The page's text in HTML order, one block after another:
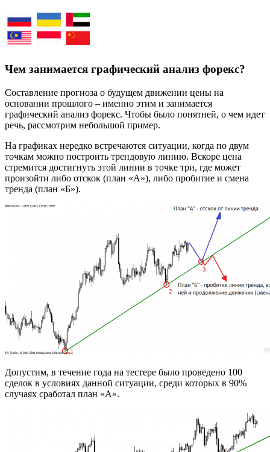
Чем занимается графический анализ форекс?
Составление прогноза о будущем движении цены на
основании прошлого – именно этим и занимается
графический анализ форекс. Чтобы было понятней, о чем идет
речь, рассмотрим небольшой пример.
На графиках нередко встречаются ситуации, когда по двум
точкам можно построить трендовую линию. Вскоре цена
стремится достигнуть этой линии в точке три, где может
произойти либо отскок (план «А»), либо пробитие и смена
тренда (план «Б»).
Допустим, в течение года на тестере было проведено 100
сделок в условиях данной ситуации, среди которых в 90%
случаях сработал план «А».